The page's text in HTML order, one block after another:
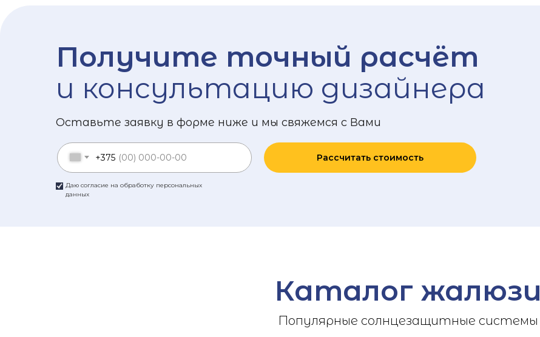
Получите точный расчёт
и консультацию дизайнера
Оставьте заявку в форме ниже и мы свяжемся с Вами
Даю согласие на обработку персональных
данных
+375 Рассчитать стоимость
Каталог жалюзи
Популярные солнцезащитные системы